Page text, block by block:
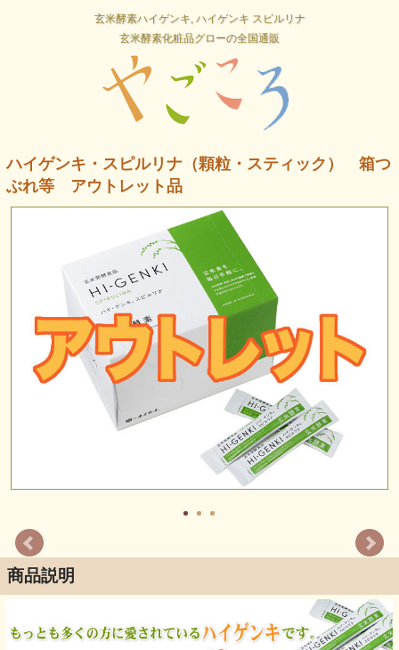
玄米酵素ハイゲンキ, ハイゲンキ スピルリナ
玄米酵素化粧品グローの全国通販
ハイゲンキ・スピルリナ（顆粒・スティック） 箱つ
ぶれ等 アウトレット品
商品説明